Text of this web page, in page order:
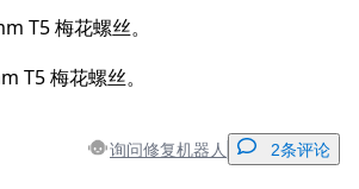
T5 梅花螺丝。
T5 梅花螺丝。
询问修复机器人 2条评论